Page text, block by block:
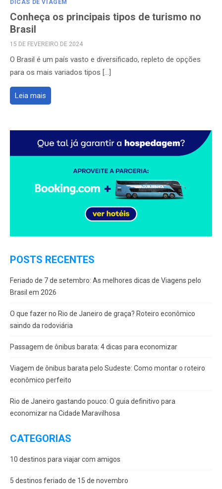
DICAS DE VIAGEM
Conheça os principais tipos de turismo no
Brasil
POSTED
15 DE FEVEREIRO DE 2024
O Brasil é um país vasto e diversificado, repleto de opções
para os mais variados tipos […]
Leia mais
POSTS RECENTES
Feriado de 7 de setembro: As melhores dicas de Viagens pelo
Brasil em 2026
O que fazer no Rio de Janeiro de graça? Roteiro econômico
saindo da rodoviária
Passagem de ônibus barata: 4 dicas para economizar
Viagem de ônibus barata pelo Sudeste: Como montar o roteiro
econômico perfeito
Rio de Janeiro gastando pouco: O guia definitivo para
economizar na Cidade Maravilhosa
CATEGORIAS
10 destinos para viajar com amigos
5 destinos feriado de 15 de novembro